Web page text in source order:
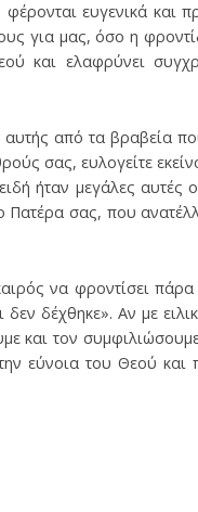
ευγενικά και
για μας, όσο η
και ελαφρύνει
από τα βραβεία
σας, ευλογείτε
ήταν μεγάλες αυτές
Πατέρα σας, που
να φροντίσει
δέχθηκε». Αν με
και τον
την εύνοια του Θεού